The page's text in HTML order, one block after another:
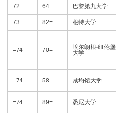
72 64 巴黎第九大学
73 82= 根特大学
=74 70=
埃尔朗根-纽伦堡
大学
=74 58 成均馆大学
=74 89= 悉尼大学